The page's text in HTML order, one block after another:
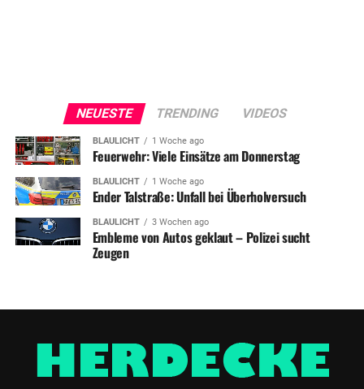
NEUESTE TRENDING VIDEOS
BLAULICHT 1 Woche ago
Feuerwehr: Viele Einsätze am Donnerstag
BLAULICHT 1 Woche ago
Ender Talstraße: Unfall bei Überholversuch
BLAULICHT 3 Wochen ago
Embleme von Autos geklaut – Polizei sucht
Zeugen